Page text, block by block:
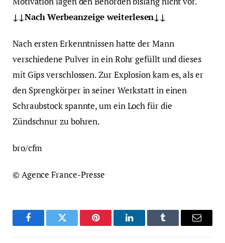
↓↓Nach Werbeanzeige weiterlesen↓↓
Nach ersten Erkenntnissen hatte der Mann
verschiedene Pulver in ein Rohr gefüllt und dieses
mit Gips verschlossen. Zur Explosion kam es, als er
den Sprengkörper in seiner Werkstatt in einen
Schraubstock spannte, um ein Loch für die
Zündschnur zu bohren.
bro/cfm
© Agence France-Presse
FacebookTwitter Pinterest LinkedInTumblr Email